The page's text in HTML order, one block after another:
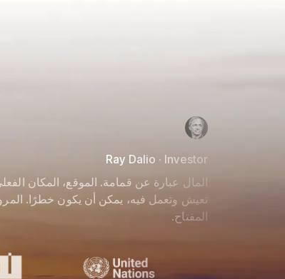
Ray Dalio · Investor
المال عبارة عن قمامة. الموقع، المكان
تعيش وتعمل فيه، يمكن أن يكون خطرًا.
المفتاح.